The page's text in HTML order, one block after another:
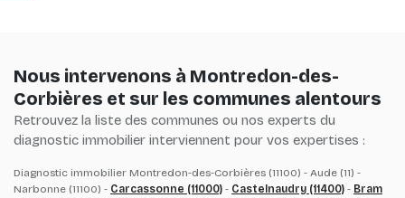
Nous intervenons à Montredon-des-
Corbières et sur les communes alentours
Retrouvez la liste des communes ou nos experts du
diagnostic immobilier interviennent pour vos expertises :
Diagnostic immobilier Montredon-des-Corbières (11100) - Aude (11) -
Narbonne (11100) - Carcassonne (11000) - Castelnaudry (11400) - Bram